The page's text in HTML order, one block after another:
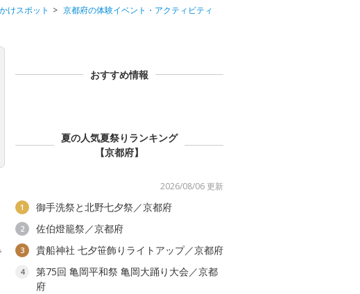
けスポット
京都府の体験イベント・アクティビティ
おすすめ情報
夏の人気夏祭りランキング
【京都府】
2026/08/06 更新
1 御手洗祭と北野七夕祭／京都府
2 佐伯燈籠祭／京都府
3 貴船神社 七夕笹飾りライトアップ／京都府
4
第75回 亀岡平和祭 亀岡大踊り大会／京都
府